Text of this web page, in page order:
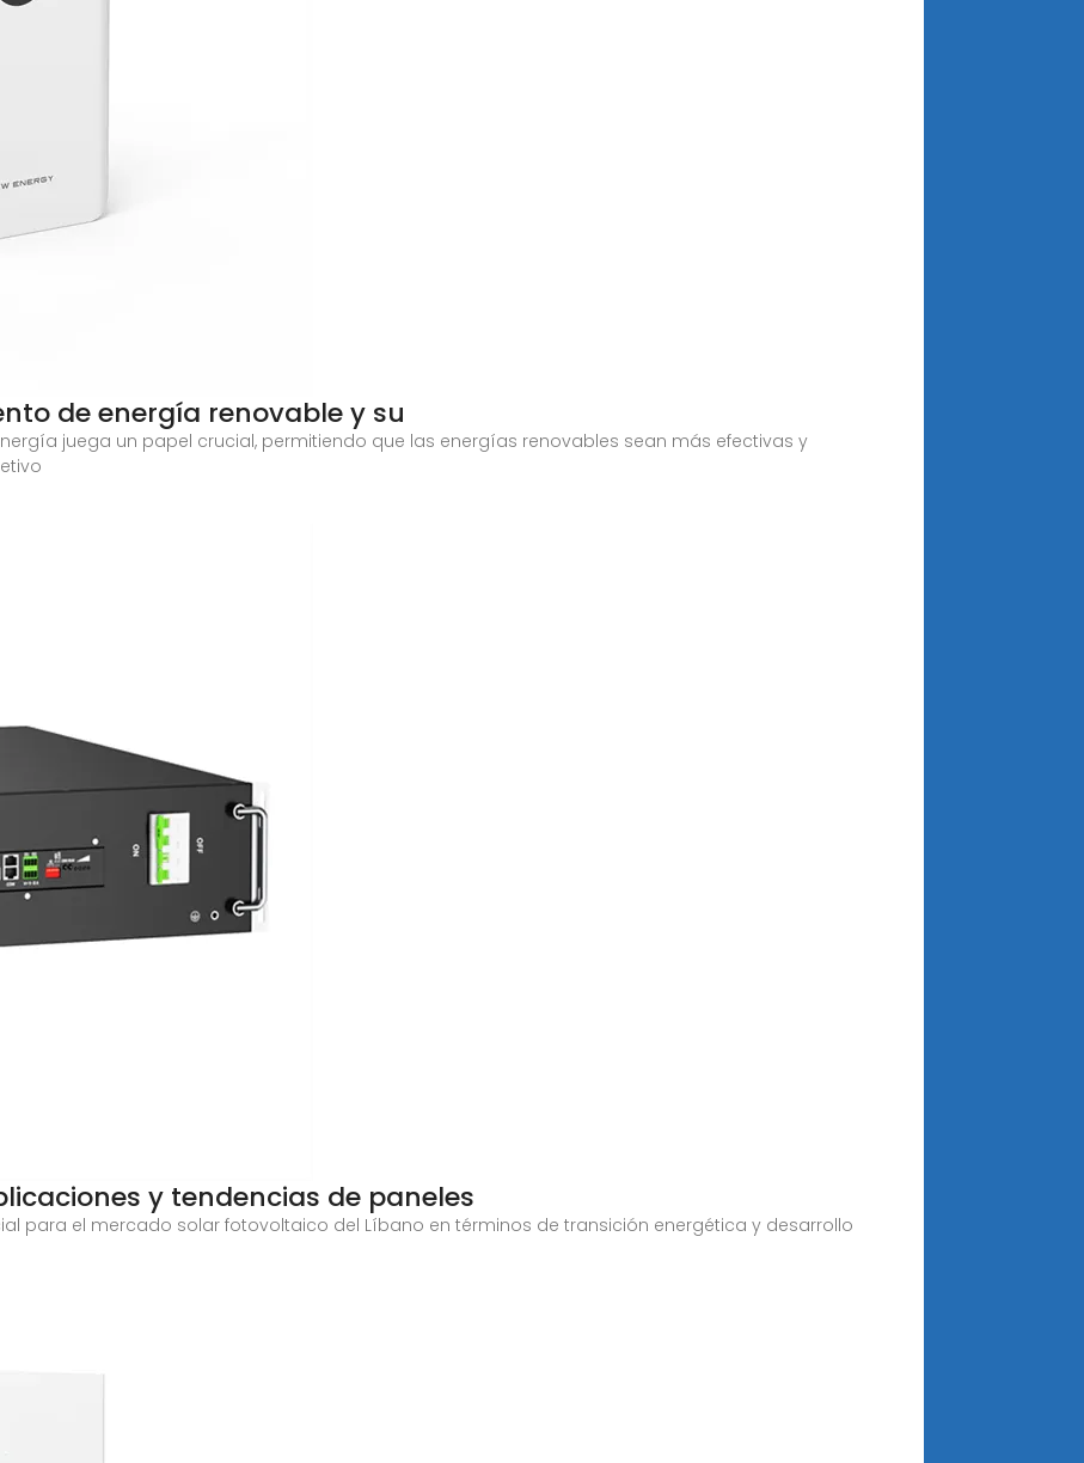
de energía renovable y su
juega un papel crucial, permitiendo que las energías renovables sean más efectivas y
y tendencias de paneles
para el mercado solar fotovoltaico del Líbano en términos de transición energética y desarrollo